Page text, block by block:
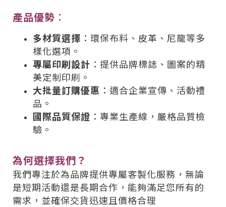
產品優勢 ：
多材質選擇 ：環保布料、皮革、尼龍等多
樣化選項。
專屬印刷設計 ：提供品牌標誌、圖案的精
美定制印刷。
大批量訂購優惠 ：適合企業宣傳、活動禮
品。
國際品質保證 ：專業生產線，嚴格品質檢
驗。
為何選擇我們？
我們專注於為品牌提供專屬客製化服務，無論
是短期活動還是長期合作，能夠滿足您所有的
需求，並確保交貨迅速且價格合理